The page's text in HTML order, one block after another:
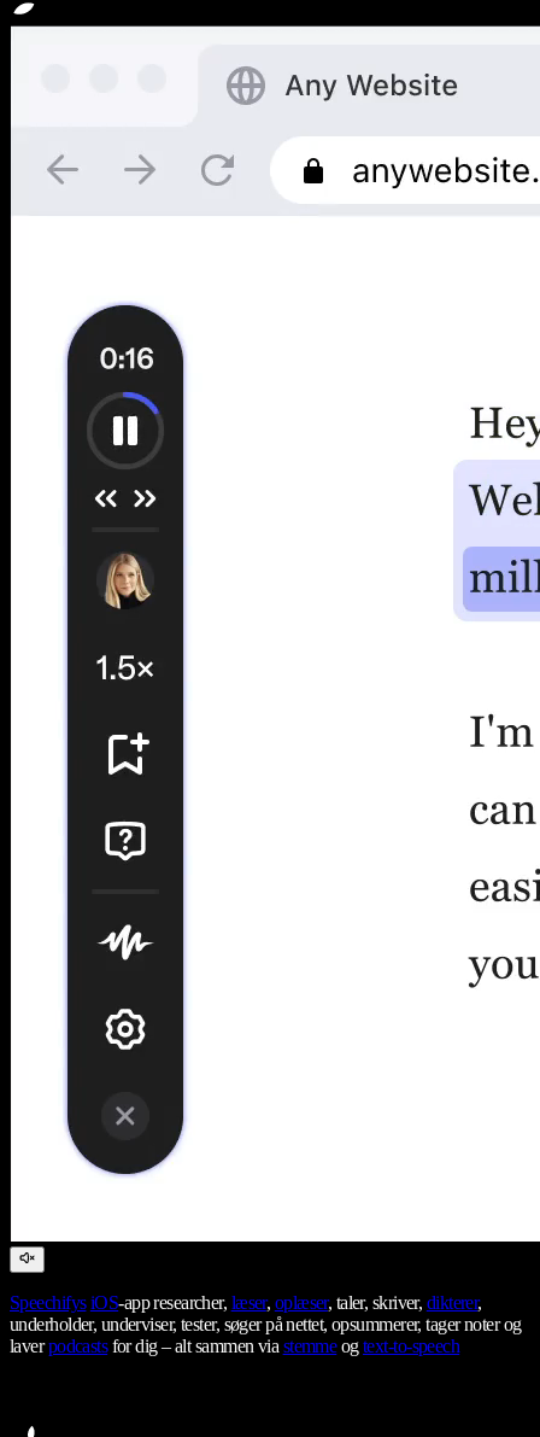
Speechifys iOS-app researcher, læser, oplæser, taler, skriver, dikterer,
underholder, underviser, tester, søger på nettet, opsummerer, tager noter og
laverpodcastsfor dig – alt sammen viastemmeogtext-to-speech